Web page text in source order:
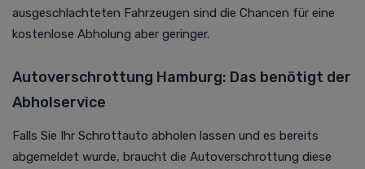
ausgeschlachteten Fahrzeugen sind die Chancen für eine
kostenlose Abholung aber geringer.
Autoverschrottung Hamburg: Das benötigt der
Abholservice
Falls Sie Ihr Schrottauto abholen lassen und es bereits
abgemeldet wurde, braucht die Autoverschrottung diese